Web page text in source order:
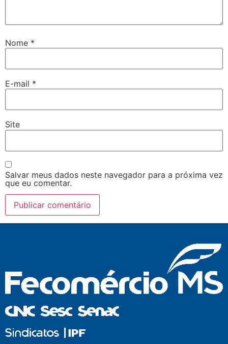
Nome *
E-mail *
Site
Salvar meus dados neste navegador para a próxima vez
que eu comentar.